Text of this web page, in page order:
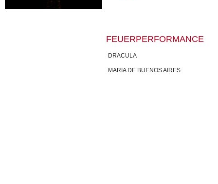
FEUERPERFORMANCE
DRACULA
MARIA DE BUENOS AIRES